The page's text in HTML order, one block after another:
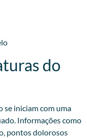
do
iniciam com uma
Informações como
pontos dolorosos